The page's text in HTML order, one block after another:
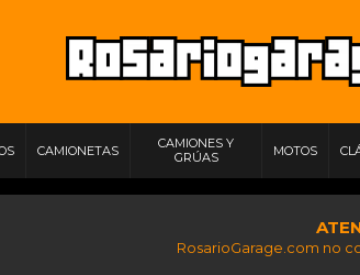
CAMIONETAS
CAMIONES Y
GRÚAS
MOTOS
RosarioGarage.com no